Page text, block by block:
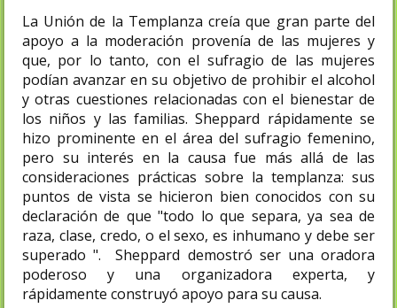
La Unión de la Templanza creía que gran parte del
apoyo a la moderación provenía de las mujeres y
que, por lo tanto, con el sufragio de las mujeres
podían avanzar en su objetivo de prohibir el alcohol
y otras cuestiones relacionadas con el bienestar de
los niños y las familias. Sheppard rápidamente se
hizo prominente en el área del sufragio femenino,
pero su interés en la causa fue más allá de las
consideraciones prácticas sobre la templanza: sus
puntos de vista se hicieron bien conocidos con su
declaración de que "todo lo que separa, ya sea de
raza, clase, credo, o el sexo, es inhumano y debe ser
superado ". Sheppard demostró ser una oradora
poderoso y una organizadora experta, y
rápidamente construyó apoyo para su causa.